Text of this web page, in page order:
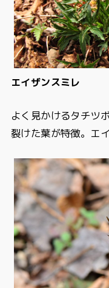
エイザンスミレ
よく見かけるタチツ
裂けた葉が特徴。エ